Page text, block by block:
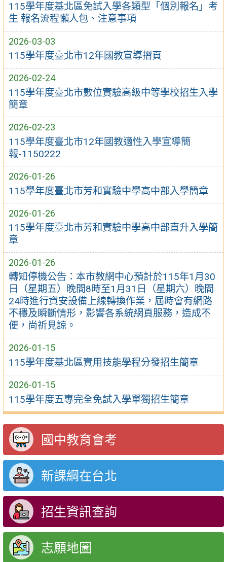
115學年度基北區免試入學各類型「個別報名」考
生 報名流程懶人包、注意事項
2026-03-03
115學年度臺北市12年國教宣導摺頁
2026-02-24
115學年度臺北市數位實驗高級中等學校招生入學
簡章
2026-02-23
115學年度臺北市12年國教適性入學宣導簡
報-1150222
2026-01-26
115學年度臺北市芳和實驗中學高中部入學簡章
2026-01-26
115學年度臺北市芳和實驗中學高中部直升入學簡
章
2026-01-26
轉知停機公告：本市教網中心預計於115年1月30
日（星期五）晚間8時至1月31日（星期六）晚間
24時進行資安設備上線轉換作業，屆時會有網路
不穩及瞬斷情形，影響各系統網頁服務，造成不
便，尚祈見諒。
2026-01-15
115學年度基北區實用技能學程分發招生簡章
2026-01-15
115學年度五專完全免試入學單獨招生簡章
國中教育會考
新課綱在台北
招生資訊查詢
志願地圖